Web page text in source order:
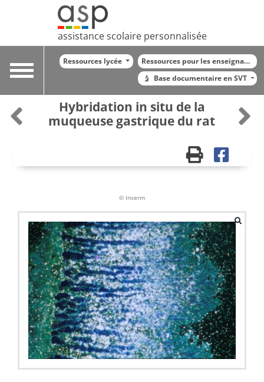
assistance scolaire personnalisée
Toggle
Ressources lycée
Ressources pour les enseignants
Base documentaire en SVT
Hybridation in situ de la
muqueuse gastrique du rat
© Inserm